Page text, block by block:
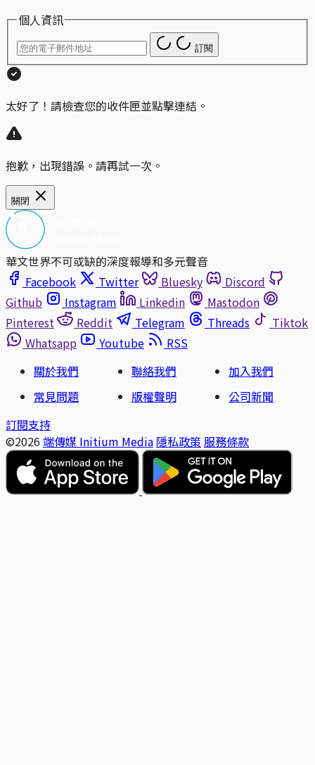
個人資訊
訂閱
太好了！請檢查您的收件匣並點擊連結。
抱歉，出現錯誤。請再試一次。
關閉
華文世界不可或缺的深度報導和多元聲音
Facebook
Twitter Bluesky
Discord
Github
Instagram Linkedin
Mastodon
Pinterest
Reddit Telegram Threads
Tiktok
Whatsapp
Youtube
RSS
關於我們
聯絡我們
加入我們
常見問題
版權聲明
公司新聞
訂閱支持
©2026 端傳媒 Initium Media 隱私政策 服務條款